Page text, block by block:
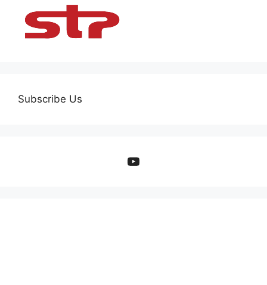
Subscribe Us
YouTube